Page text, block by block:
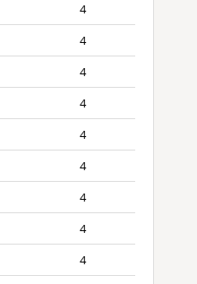
4
4
4
4
4
4
4
4
4